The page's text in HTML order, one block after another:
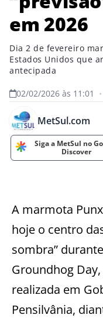
em 2026
Dia 2 de fevereiro
Estados Unidos que
antecipada
02/02/2026 às 11:01 •
MetSul.com
Siga a MetSul no
Discover
A marmota
hoje o centro
sombra”
Groundhog
realizada em
Pensilvânia,